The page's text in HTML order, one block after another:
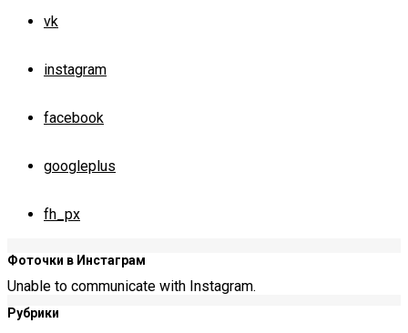
vk
instagram
facebook
googleplus
fh_px
Фоточки в Инстаграм
Unable to communicate with Instagram.
Рубрики